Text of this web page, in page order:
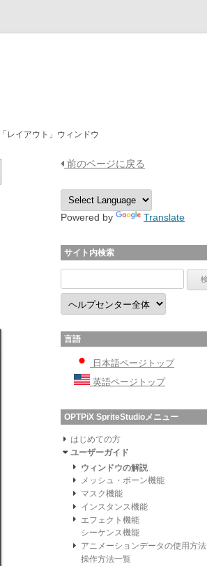
「レイアウト」ウィンドウ
前のページに戻る
Powered by Translate
サイト内検索
言語
日本語ページトップ
英語ページトップ
OPTPiX SpriteStudioメニュー
はじめての方
ユーザーガイド
ウィンドウの解説
メッシュ・ボーン機能
マスク機能
インスタンス機能
エフェクト機能
シーケンス機能
アニメーションデータの使用方法
操作方法一覧